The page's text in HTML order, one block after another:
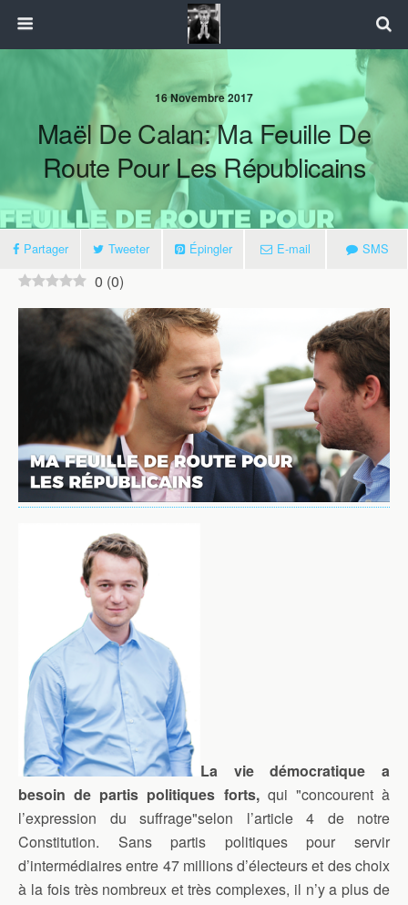
16 Novembre 2017
Maël De Calan: Ma Feuille De
Route Pour Les Républicains
Partager Tweeter Épingler E-mail SMS
0 (0)
La vie démocratique a
besoin de partis politiques forts,qui "concourent à
l’expression du suffrage"selon l’article 4 de notre
Constitution. Sans partis politiques pour servir
d’intermédiaires entre 47 millions d’électeurs et des choix
à la fois très nombreux et très complexes, il n’y a plus de